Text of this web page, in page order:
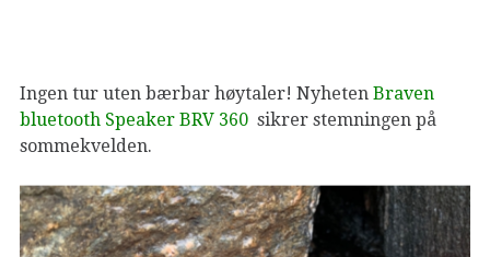
Ingen tur uten bærbar høytaler! Nyheten Braven
bluetooth Speaker BRV 360 sikrer stemningen på
sommekvelden.